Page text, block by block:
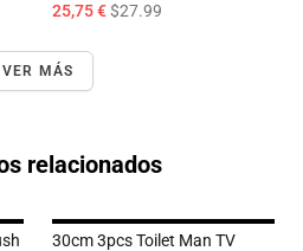
25,75 €$27.99
VER MÁS
relacionados
30cm 3pcs Toilet Man TV